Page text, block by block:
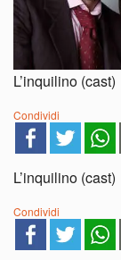
L’inquilino (cast)
Condividi
L’inquilino (cast)
Condividi